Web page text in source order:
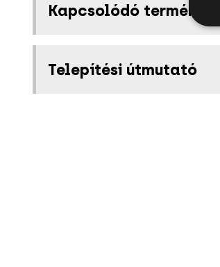
Kapcsolódó termékek
Telepítési útmutató